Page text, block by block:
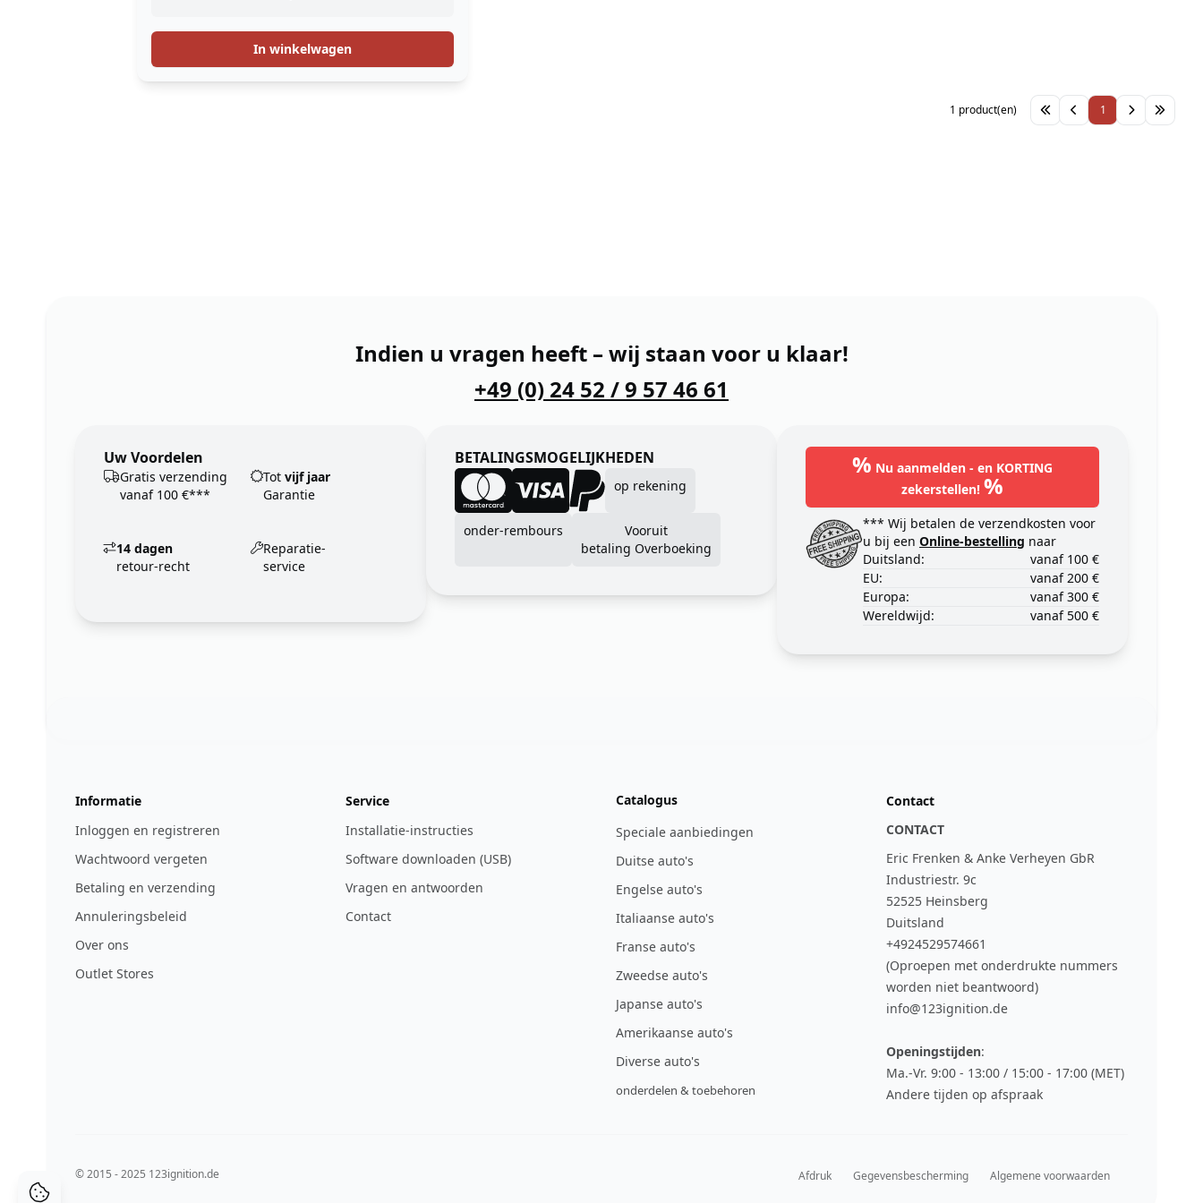
In winkelwagen
1
1 product(en)
Indien u vragen heeft – wij staan voor u klaar!
+49 (0) 24 52 / 9 57 46 61
Uw Voordelen
Gratis verzending
vanaf 100 €***
Tot vijf jaar
Garantie
14 dagen
retour-recht
Reparatie-
service
BETALINGSMOGELIJKHEDEN
op rekening
onder-rembours
Vooruit
betaling Overboeking
% Nu aanmelden - en KORTING
zekerstellen! %
*** Wij betalen de verzendkosten voor
u bij een Online-bestelling naar
Duitsland:
vanaf 100 €
EU:
vanaf 200 €
Europa:
vanaf 300 €
Wereldwijd:
vanaf 500 €
Informatie
Inloggen en registreren
Wachtwoord vergeten
Betaling en verzending
Annuleringsbeleid
Over ons
Outlet Stores
Service
Installatie-instructies
Software downloaden (USB)
Vragen en antwoorden
Contact
Catalogus
Speciale aanbiedingen
Duitse auto's
Engelse auto's
Italiaanse auto's
Franse auto's
Zweedse auto's
Japanse auto's
Amerikaanse auto's
Diverse auto's
onderdelen & toebehoren
Contact
CONTACT
Eric Frenken & Anke Verheyen GbR
Industriestr. 9c
52525 Heinsberg
Duitsland
+4924529574661
(Oproepen met onderdrukte nummers
worden niet beantwoord)
info@123ignition.de
Openingstijden:
Ma.-Vr. 9:00 - 13:00 / 15:00 - 17:00 (MET)
Andere tijden op afspraak
Afdruk Gegevensbescherming Algemene voorwaarden
© 2015 - 2025 123ignition.de